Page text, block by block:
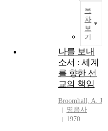
목
차
보
기
나를 보내
소서 : 세계
를 향한 선
교의 책임
Broomhall, A. J
영음사
1970